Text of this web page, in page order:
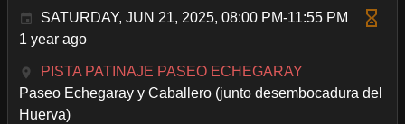
SATURDAY, JUN 21, 2025, 08:00 PM-11:55 PM
1 year ago
PISTA PATINAJE PASEO ECHEGARAY
Paseo Echegaray y Caballero (junto desembocadura del
Huerva)